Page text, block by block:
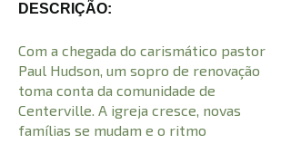
DESCRIÇÃO:
Com a chegada do carismático pastor
Paul Hudson, um sopro de renovação
toma conta da comunidade de
Centerville. A igreja cresce, novas
famílias se mudam e o ritmo